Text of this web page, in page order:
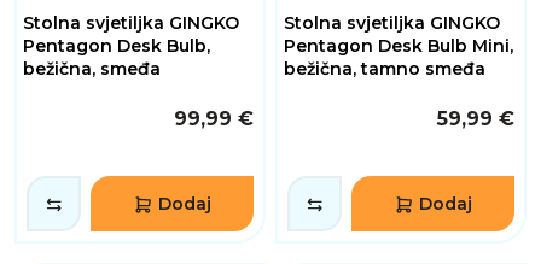
Stolna svjetiljka GINGKO
Pentagon Desk Bulb,
bežična, smeđa
99,99 €
Dodaj
Stolna svjetiljka GINGKO
Pentagon Desk Bulb Mini,
bežična, tamno smeđa
59,99 €
Dodaj